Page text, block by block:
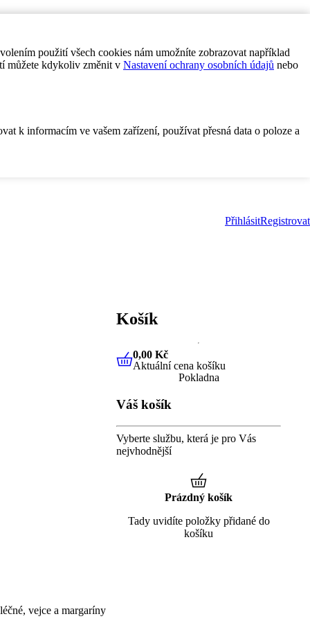
použití všech cookies nám umožníte zobrazovat například
můžete kdykoliv změnit v Nastavení ochrany osobních údajů nebo
k informacím ve vašem zařízení, používat přesná data o poloze a
PřihlásitRegistrovat
vejce a margaríny
Košík
0,00 KčAktuální cena košíku
0,00 Kč
Aktuální cena košíku
Pokladna
Váš košík
Vyberte službu, která je pro Vás
nejvhodnější
Prázdný košík
Tady uvidíte položky přidané do
košíku